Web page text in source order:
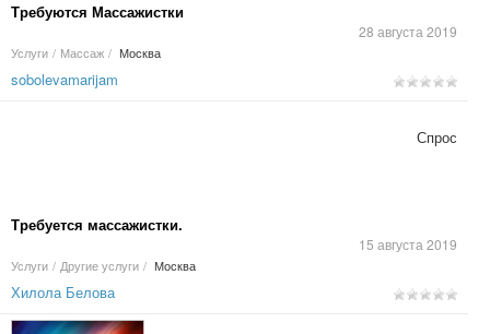
Требуются Массажистки
28 августа 2019
Услуги / Массаж / Москва
sobolevamarijam
Требуется массажистки.
15 августа 2019
Услуги / Другие услуги / Москва
Спрос
Хилола Белова